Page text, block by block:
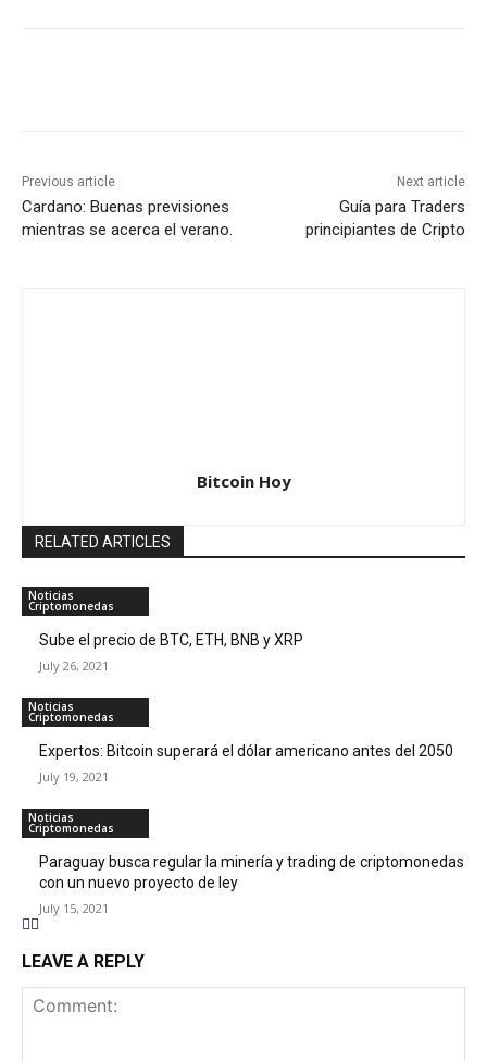
Previous article
Cardano: Buenas previsiones
mientras se acerca el verano.
Next article
Guía para Traders
principiantes de Cripto
Bitcoin Hoy
RELATED ARTICLES
Noticias
Criptomonedas
Sube el precio de BTC, ETH, BNB y XRP
July 26, 2021
Noticias
Criptomonedas
Expertos: Bitcoin superará el dólar americano antes del 2050
July 19, 2021
Noticias
Criptomonedas
Paraguay busca regular la minería y trading de criptomonedas
con un nuevo proyecto de ley
July 15, 2021
LEAVE A REPLY